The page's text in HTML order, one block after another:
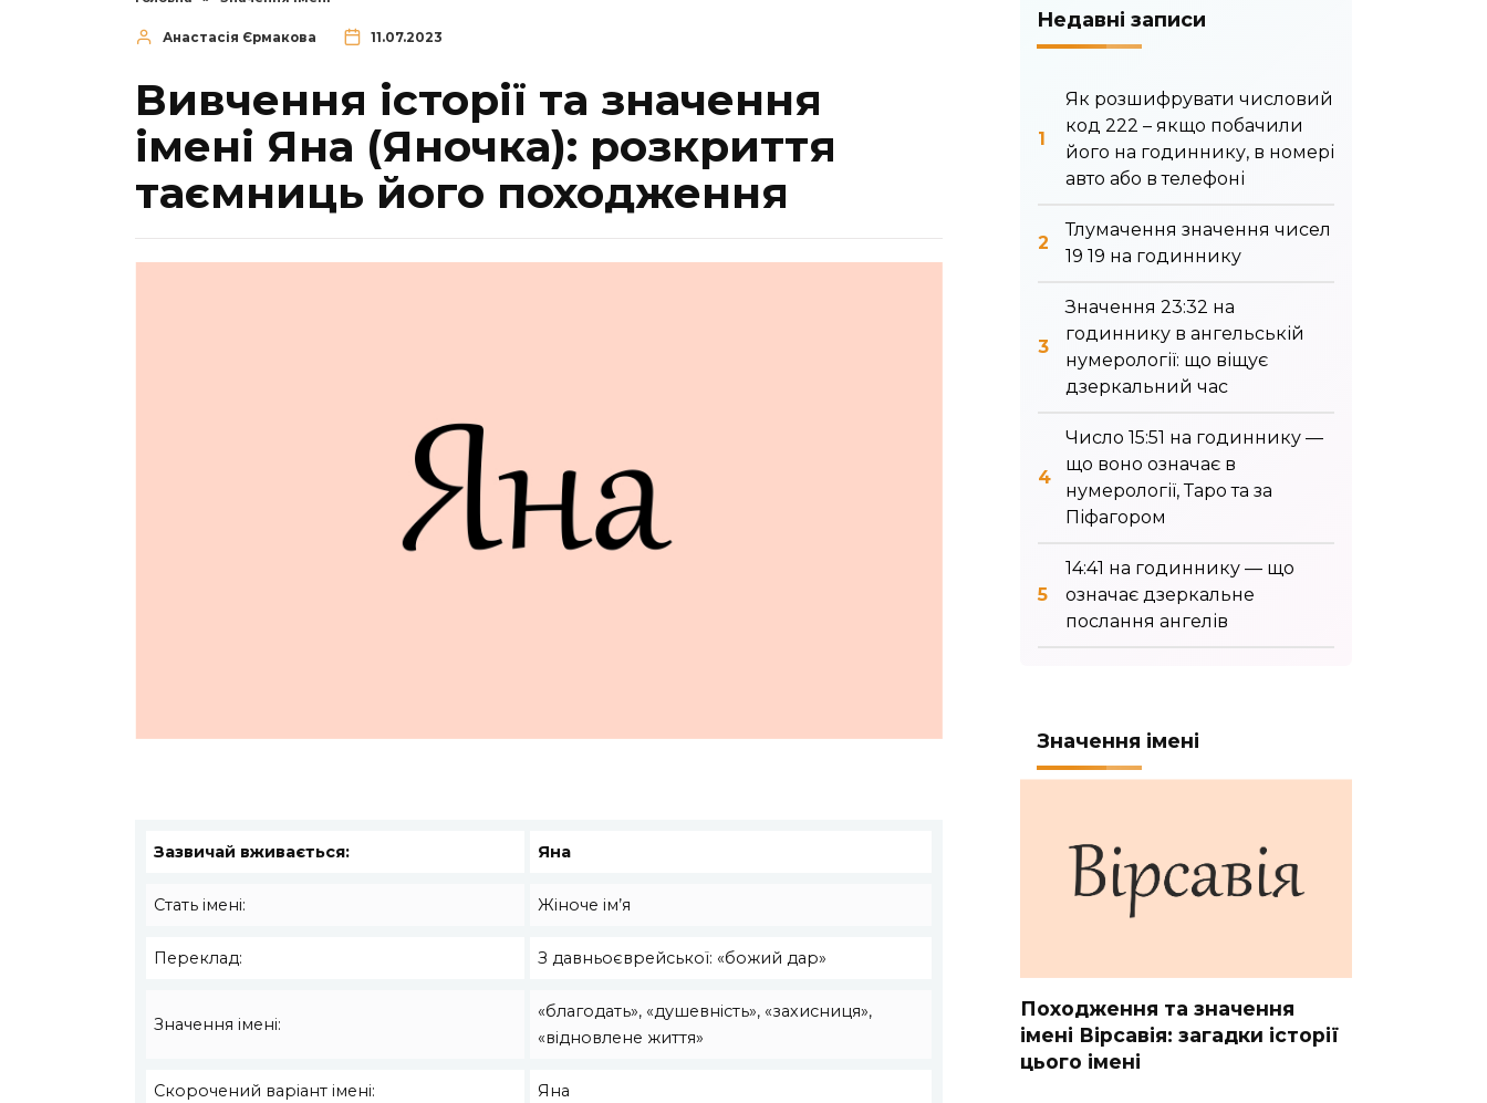
Анастасія Єрмакова 11.07.2023
Вивчення історії та значення
імені Яна (Яночка): розкриття
таємниць його походження
Зазвичай вживається: Яна
Стать імені: Жіноче ім’я
Переклад: З давньоєврейської: «божий дар»
Значення імені:
«благодать», «душевність», «захисниця»,
«відновлене життя»
Скорочений варіант імені: Яна
Недавні записи
Як розшифрувати числовий
код 222 – якщо побачили
його на годиннику, в номері
авто або в телефоні
Тлумачення значення чисел
19 19 на годиннику
Значення 23:32 на
годиннику в ангельській
нумерології: що віщує
дзеркальний час
Число 15:51 на годиннику —
що воно означає в
нумерології, Таро та за
Піфагором
14:41 на годиннику — що
означає дзеркальне
послання ангелів
Значення імені
Походження та значення
імені Вірсавія: загадки історії
цього імені